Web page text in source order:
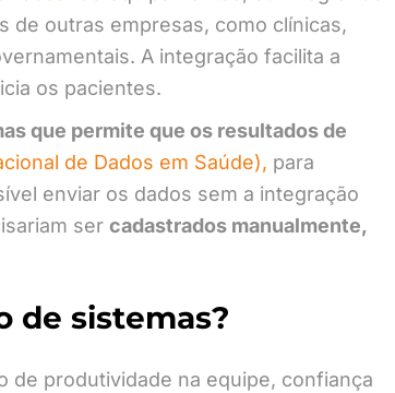
de outras empresas, como clínicas,
A integração facilita a
os pacientes.
que permite que os resultados de
de Dados em Saúde), para
enviar os dados sem a integração
ser cadastrados manualmente,
de sistemas?
de produtividade na equipe, confiança